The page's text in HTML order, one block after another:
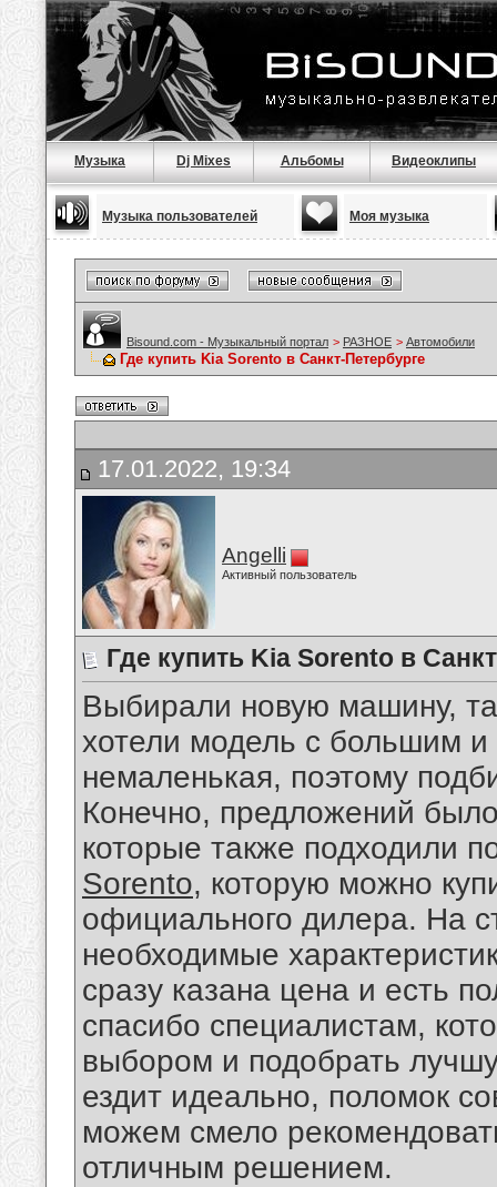
Музыка Dj Mixes Альбомы Видеоклипы
Музыка пользователей Моя музыка
Bisound.com - Музыкальный портал > РАЗНОЕ > Автомобили
Где купить Kia Sorento в Санкт-Петербурге
17.01.2022, 19:34
Angelli
Активный пользователь
Где купить Kia Sorento в
Выбирали новую машину,
хотели модель с большим
немаленькая, поэтому
Конечно, предложений
которые также подходили
Sorento, которую можно
официального дилера. На
необходимые
сразу казана цена и есть
спасибо специалистам,
выбором и подобрать
ездит идеально, поломок
можем смело
отличным решением.